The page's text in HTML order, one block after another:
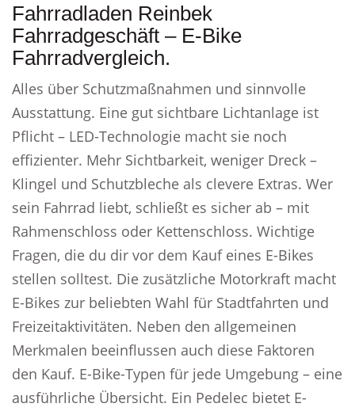
Fahrradladen Reinbek
Fahrradgeschäft – E-Bike
Fahrradvergleich.
Alles über Schutzmaßnahmen und sinnvolle
Ausstattung. Eine gut sichtbare Lichtanlage ist
Pflicht – LED-Technologie macht sie noch
effizienter. Mehr Sichtbarkeit, weniger Dreck –
Klingel und Schutzbleche als clevere Extras. Wer
sein Fahrrad liebt, schließt es sicher ab – mit
Rahmenschloss oder Kettenschloss. Wichtige
Fragen, die du dir vor dem Kauf eines E-Bikes
stellen solltest. Die zusätzliche Motorkraft macht
E-Bikes zur beliebten Wahl für Stadtfahrten und
Freizeitaktivitäten. Neben den allgemeinen
Merkmalen beeinflussen auch diese Faktoren
den Kauf. E-Bike-Typen für jede Umgebung – eine
ausführliche Übersicht. Ein Pedelec bietet E-